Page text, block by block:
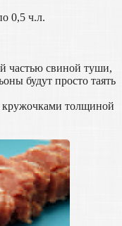
0,5 ч.л.
частью свиной туши,
будут просто таять
кружочками толщиной